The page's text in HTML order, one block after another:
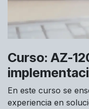
Curso: AZ-
En este curso se
experiencia en